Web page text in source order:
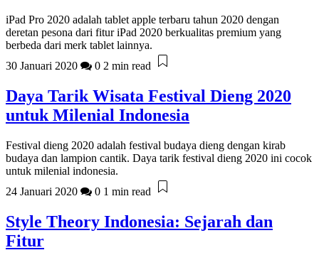
iPad Pro 2020 adalah tablet apple terbaru tahun 2020 dengan
deretan pesona dari fitur iPad 2020 berkualitas premium yang
berbeda dari merk tablet lainnya.
30 Januari 2020
0 2 min read
Daya Tarik Wisata Festival Dieng 2020
untuk Milenial Indonesia
Festival dieng 2020 adalah festival budaya dieng dengan kirab
budaya dan lampion cantik. Daya tarik festival dieng 2020 ini cocok
untuk milenial indonesia.
24 Januari 2020
0 1 min read
Style Theory Indonesia: Sejarah dan
Fitur